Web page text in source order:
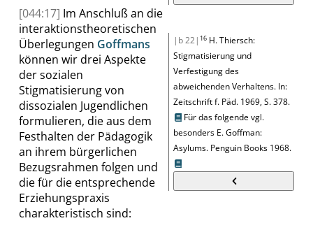
|b 22| 16 H. Thiersch:
Stigmatisierung und
Verfestigung des
abweichenden Verhaltens. In:
Zeitschriftf. Päd. 1969,S. 378.
Für das folgende vgl.
besonders E. Goffman:
Asylums. Penguin Books 1968.
[044:17] Im Anschluß an die
interaktionstheoretischen
Überlegungen Goffmans
können wir drei Aspekte
der sozialen
Stigmatisierung von
dissozialen Jugendlichen
formulieren, die aus dem
Festhalten der Pädagogik
an ihrem bürgerlichen
Bezugsrahmen folgen und
die für die entsprechende
Erziehungspraxis
charakteristisch sind: